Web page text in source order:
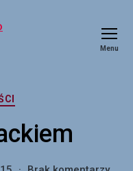
Menu